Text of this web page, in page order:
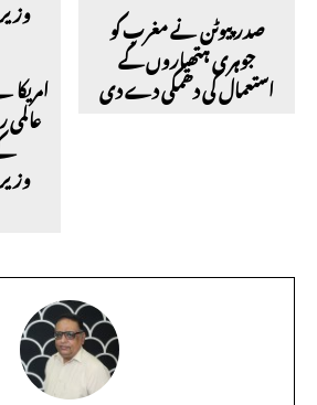
صدر پیوٹن نے مغرب کو
جوہری ہتھیاروں کے
استعمال کی دھمکی دے دی